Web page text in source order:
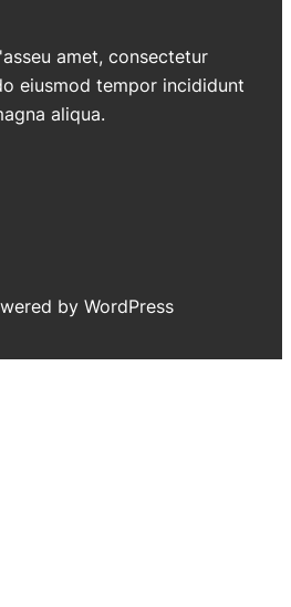
amet, consectetur
eiusmod tempor incididunt
aliqua.
by WordPress